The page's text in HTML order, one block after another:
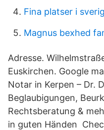
Fina platser i
Magnus bexhed
Adresse.
Euskirchen. Google
Notar in Kerpen – Dr.
Beglaubigungen,
Rechtsberatung &
in guten Händen